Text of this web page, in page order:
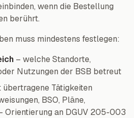
wenn die Bestellung
berührt.
muss mindestens festlegen:
– welche Standorte,
Nutzungen der BSB betreut
übertragene Tätigkeiten
BSO, Pläne,
Orientierung an DGUV 205-003